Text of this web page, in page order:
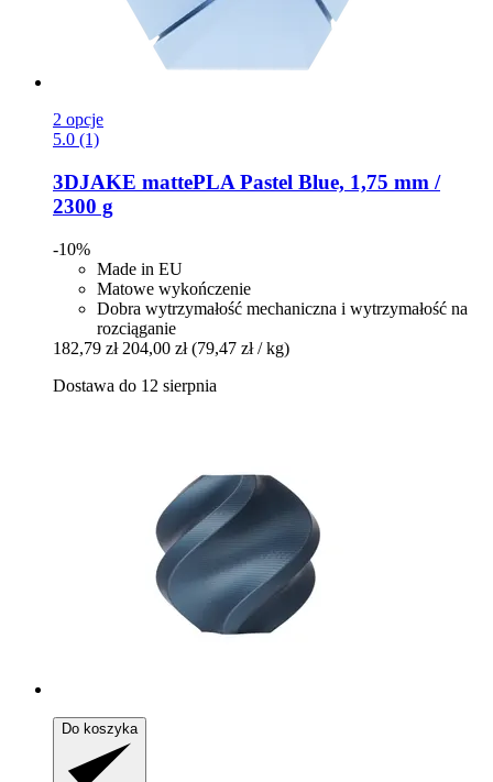
2 opcje
5.0 (1)
3DJAKE mattePLA Pastel Blue, 1,75 mm /
2300 g
-10%
Made in EU
Matowe wykończenie
Dobra wytrzymałość mechaniczna i wytrzymałość na
rozciąganie
182,79 zł 204,00 zł (79,47 zł / kg)
Dostawa do 12 sierpnia
Do koszyka